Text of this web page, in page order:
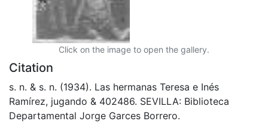
Click on the image to open the gallery.
Citation
s. n. & s. n. (1934). Las hermanas Teresa e Inés
Ramírez, jugando & 402486. SEVILLA: Biblioteca
Departamental Jorge Garces Borrero.